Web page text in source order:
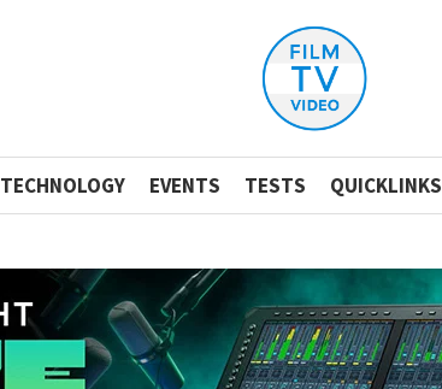
TECHNOLOGY EVENTS TESTS QUICKLINKS